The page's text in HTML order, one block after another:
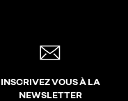
INSCRIVEZ VOUS À LA
NEWSLETTER